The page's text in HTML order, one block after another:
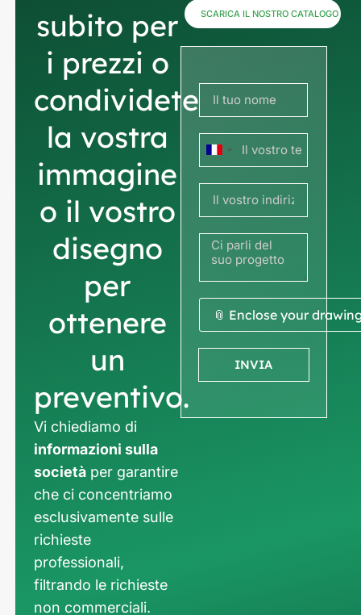
subito per
i prezzi o
condividete
la vostra
immagine
o il vostro
disegno
per
ottenere
un
preventivo.
Vi chiediamo di
informazioni sulla
società per garantire
che ci concentriamo
esclusivamente sulle
richieste
professionali,
filtrando le richieste
non commerciali.
SCARICA IL NOSTRO CATALOGO
Francia
+33
📎 Enclose your
INVIA